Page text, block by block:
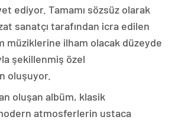
ediyor. Tamamı sözsüz olarak
sanatçı tarafından icra edilen
müziklerine ilham olacak düzeyde
şekillenmiş özel
oluşuyor.
oluşan albüm, klasik
atmosferlerin ustaca